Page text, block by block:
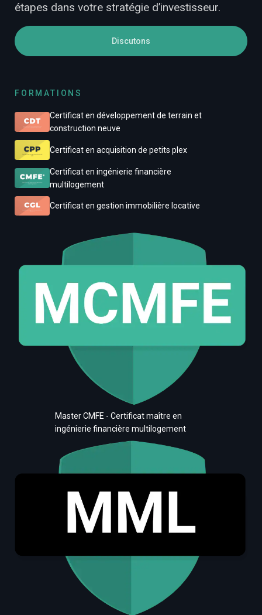
étapes dans votre stratégie d’investisseur.
Discutons
FORMATIONS
Certificat en développement de terrain et
construction neuve
Certificat en acquisition de petits plex
Certificat en ingénierie financière
multilogement
Certificat en gestion immobilière locative
Master CMFE - Certificat maître en
ingénierie financière multilogement